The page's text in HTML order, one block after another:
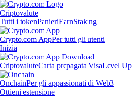
Criptovalute
Tutti i tokenPanieriEarnStaking
Crypto.com AppPer tutti gli utenti
Inizia
CriptovaluteCarta prepagata VisaLevel Up
OnchainPer gli appassionati di Web3
Ottieni estensione